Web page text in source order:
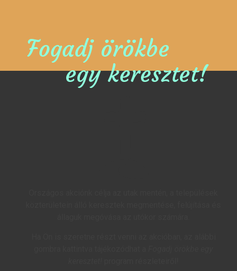
Fogadj örökbe
egy keresztet!